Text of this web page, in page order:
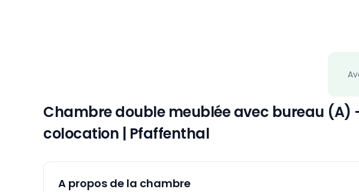
Chambre double meublée avec bureau (A)
colocation | Pfaffenthal
A propos de la chambre